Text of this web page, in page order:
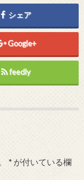
シェア
Google+
feedly
*が付いている欄